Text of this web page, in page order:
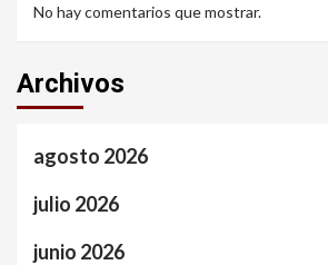
No hay comentarios que mostrar.
Archivos
agosto 2026
julio 2026
junio 2026